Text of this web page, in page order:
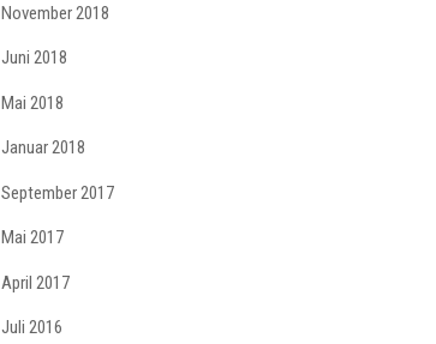
November 2018
Juni 2018
Mai 2018
Januar 2018
September 2017
Mai 2017
April 2017
Juli 2016